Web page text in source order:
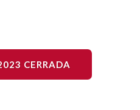
CERRADA